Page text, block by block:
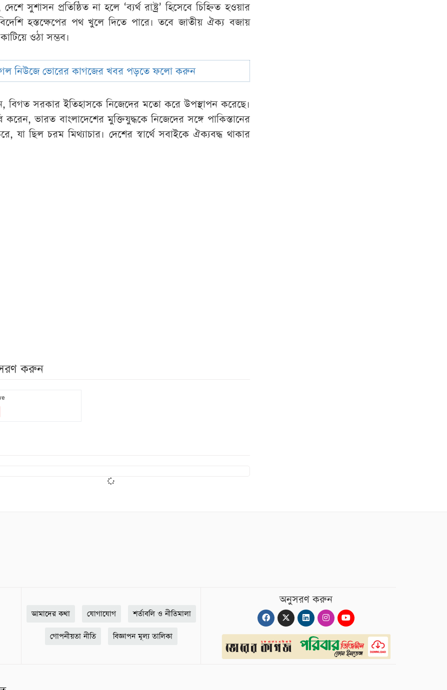
সুশাসন প্রতিষ্ঠিত না হলে ‘ব্যর্থ রাষ্ট্র’ হিসেবে চিহ্নিত হওয়ার
হস্তক্ষেপের পথ খুলে দিতে পারে। তবে জাতীয় ঐক্য বজায়
ওঠা সম্ভব।
নিউজে ভোরের কাগজের খবর পড়তে ফলো করুন
বিগত সরকার ইতিহাসকে নিজেদের মতো করে উপস্থাপন করেছে।
করেন, ভারত বাংলাদেশের মুক্তিযুদ্ধকে নিজেদের সঙ্গে পাকিস্তানের
যা ছিল চরম মিথ্যাচার। দেশের স্বার্থে সবাইকে ঐক্যবদ্ধ থাকার
করুন
আমাদের কথা যোগাযোগ শর্তাবলি ও নীতিমালা
গোপনীয়তা নীতি বিজ্ঞাপন মূল্য তালিকা
অনুসরণ করুন